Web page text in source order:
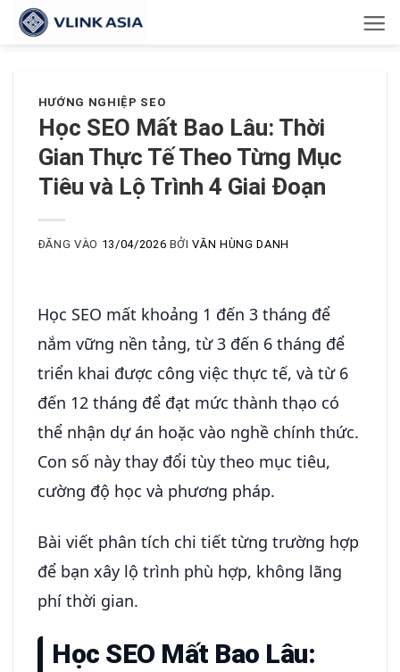
Bỏ
qua
HƯỚNG NGHIỆP SEO
Học SEO Mất Bao Lâu: Thời
Gian Thực Tế Theo Từng Mục
Tiêu và Lộ Trình 4 Giai Đoạn
ĐĂNG VÀO 13/04/2026 BỞIVĂN HÙNG DANH
Học SEO mất khoảng 1 đến 3 tháng để
nắm vững nền tảng, từ 3 đến 6 tháng để
triển khai được công việc thực tế, và từ 6
đến 12 tháng để đạt mức thành thạo có
thể nhận dự án hoặc vào nghề chính thức.
Con số này thay đổi tùy theo mục tiêu,
cường độ học và phương pháp.
Bài viết phân tích chi tiết từng trường hợp
để bạn xây lộ trình phù hợp, không lãng
phí thời gian.
Học SEO Mất Bao Lâu: